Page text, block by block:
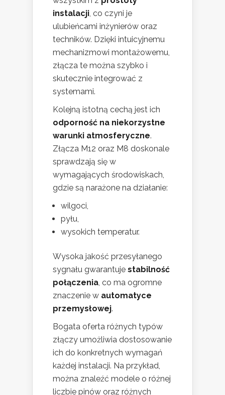
instalacji, co czyni je
ulubieńcami inżynierów oraz
techników. Dzięki intuicyjnemu
mechanizmowi montażowemu,
złącza te można szybko i
skutecznie integrować z
systemami.
Kolejną istotną cechą jest ich
odporność na niekorzystne
warunki atmosferyczne.
Złącza M12 oraz M8 doskonale
sprawdzają się w
wymagających środowiskach,
gdzie są narażone na działanie:
wilgoci,
pyłu,
wysokich temperatur.
Wysoka jakość przesyłanego
sygnału gwarantuje stabilność
połączenia, co ma ogromne
znaczenie w automatyce
przemysłowej.
Bogata oferta różnych typów
złączy umożliwia dostosowanie
ich do konkretnych wymagań
każdej instalacji. Na przykład,
można znaleźć modele o różnej
liczbie pinów oraz różnych